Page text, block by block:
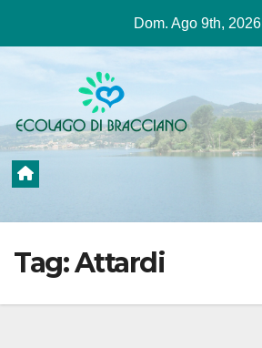
contenuto
Dom. Ago 9th, 2026
Tag:Attardi